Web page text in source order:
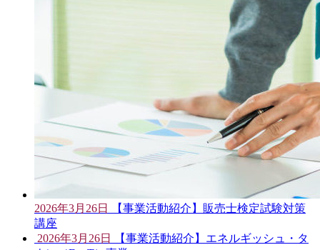
2026年3月26日
【事業活動紹介】販売士検定試験対策
講座
2026年3月26日
【事業活動紹介】エネルギッシュ・タ